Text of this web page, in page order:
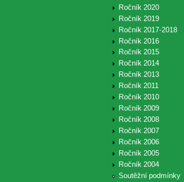
Ročník 2020
Ročník 2019
Ročník 2017-2018
Ročník 2016
Ročník 2015
Ročník 2014
Ročník 2013
Ročník 2011
Ročník 2010
Ročník 2009
Ročník 2008
Ročník 2007
Ročník 2006
Ročník 2005
Ročník 2004
Soutěžní podmínky